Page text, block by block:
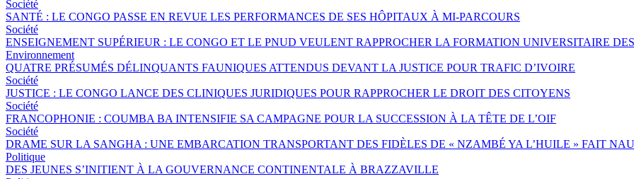
Société
SANTÉ : LE CONGO PASSE EN REVUE LES PERFORMANCES DE SES HÔPITAUX À MI-PARCOURS
Société
ENSEIGNEMENT SUPÉRIEUR : LE CONGO ET LE PNUD VEULENT RAPPROCHER LA FORMATION UNIVERSITAIRE
Environnement
QUATRE PRÉSUMÉS DÉLINQUANTS FAUNIQUES ATTENDUS DEVANT LA JUSTICE POUR TRAFIC D’IVOIRE
Société
JUSTICE : LE CONGO LANCE DES CLINIQUES JURIDIQUES POUR RAPPROCHER LE DROIT DES CITOYENS
Société
FRANCOPHONIE : COUMBA BA INTENSIFIE SA CAMPAGNE POUR LA SUCCESSION À LA TÊTE DE L’OIF
Société
DRAME SUR LA SANGHA : UNE EMBARCATION TRANSPORTANT DES FIDÈLES DE « NZAMBÉ YA L’HUILE » FAIT
Politique
DES JEUNES S’INITIENT À LA GOUVERNANCE CONTINENTALE À BRAZZAVILLE